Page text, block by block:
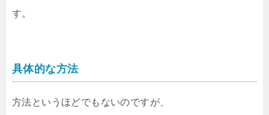
す。
具体的な方法
方法というほどでもないのですが、